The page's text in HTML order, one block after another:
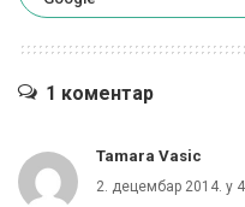
1 коментар
Tamara Vasic
2. децембар 2014. у